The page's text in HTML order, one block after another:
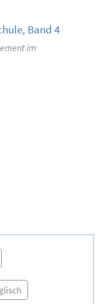
Band 4
im